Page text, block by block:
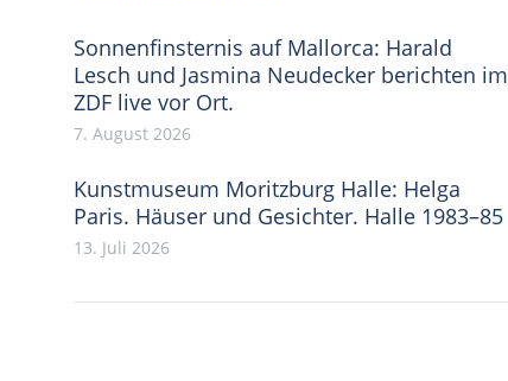
Sonnenfinsternis auf Mallorca: Harald
Lesch und Jasmina Neudecker berichten im
ZDF live vor Ort.
7. August 2026
Kunstmuseum Moritzburg Halle: Helga
Paris. Häuser und Gesichter. Halle 1983–85
13. Juli 2026